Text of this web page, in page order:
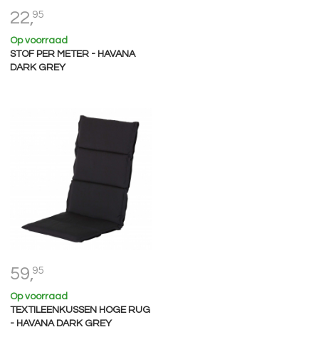
22,95
Op voorraad
STOF PER METER - HAVANA
DARK GREY
59,95
Op voorraad
TEXTILEENKUSSEN HOGE RUG
- HAVANA DARK GREY